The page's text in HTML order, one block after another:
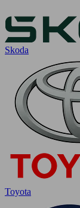
Skoda
Toyota